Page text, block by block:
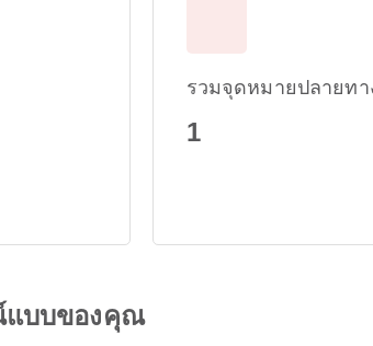
รวมจุดหมายปลายทา
1
แบบของคุณ